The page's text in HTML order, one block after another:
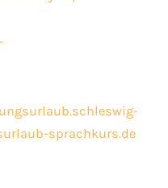
sprachkurs.de